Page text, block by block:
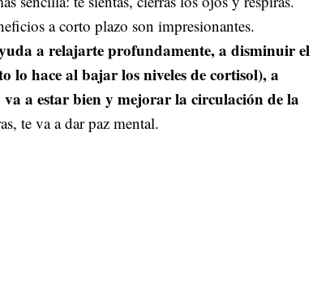
a corto plazo son impresionantes.
a relajarte profundamente, a disminuir el
lo hace al bajar los niveles de cortisol), a
a estar bien y mejorar la circulación de la
te va a dar paz mental.